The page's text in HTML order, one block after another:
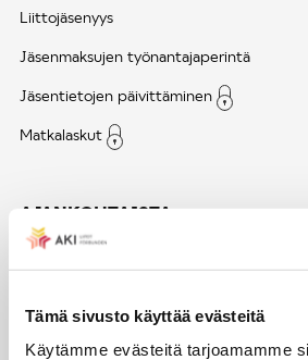
Tämä sivusto käyttää evästeitä
Käytämme evästeitä tarjoamamme
Liittojäsenyys
Jäsenmaksujen työnantajaperintä
Jäsentietojen päivittäminen
Matkalaskut
AJANKOHTAISTA